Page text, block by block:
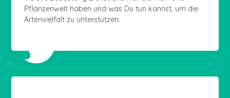
Pflanzenwelt haben und was Du tun kannst, um die
Artenvielfalt zu unterstützen.